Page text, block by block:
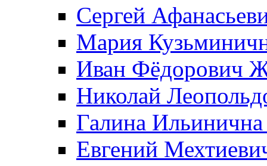
Сергей
Мария
Иван Фёдорович
Николай
Галина
Евгений